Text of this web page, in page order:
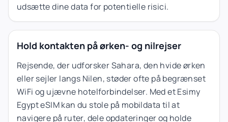
udsætte dine data for potentielle risici.
Hold kontakten på ørken- og nilrejser
Rejsende, der udforsker Sahara, den hvide ørken
eller sejler langs Nilen, støder ofte på begrænset
WiFi og ujævne hotelforbindelser. Med et Esimy
Egypt eSIM kan du stole på mobildata til at
navigere på ruter, dele opdateringer og holde